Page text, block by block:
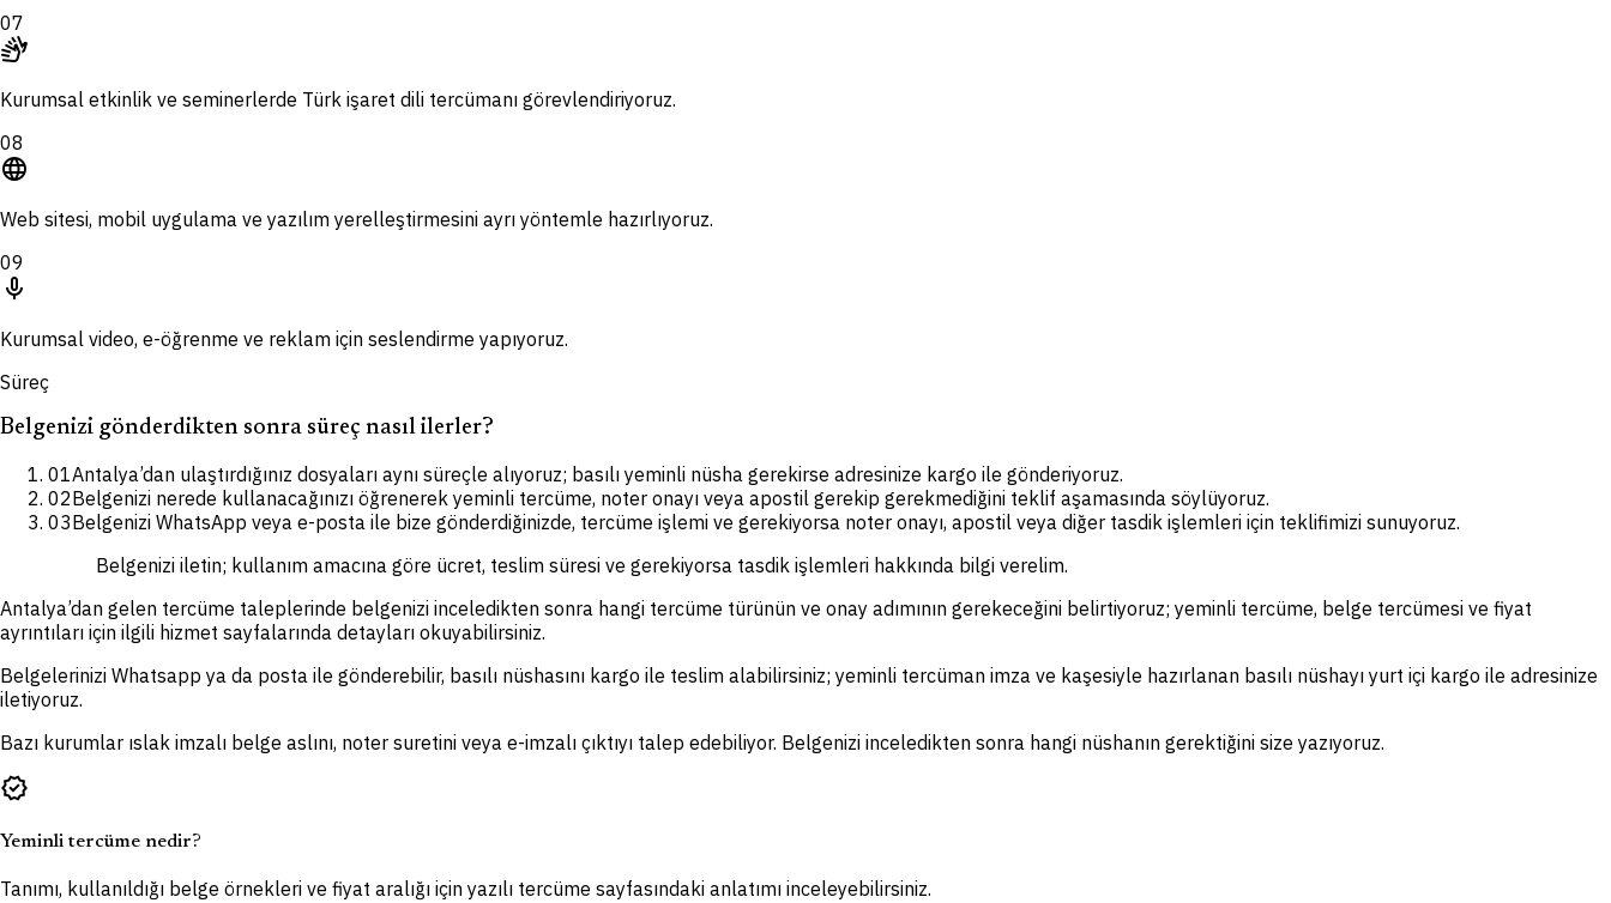
07
sign_language
Kurumsal etkinlik ve seminerlerde Türk işaret dili tercümanı görevlendiriyoruz.
08
language
Web sitesi, mobil uygulama ve yazılım yerelleştirmesini ayrı yöntemle hazırlıyoruz.
09
mic
Kurumsal video, e-öğrenme ve reklam için seslendirme yapıyoruz.
Süreç
Belgenizi gönderdikten sonra süreç nasıl ilerler?
01Antalya’dan ulaştırdığınız dosyaları aynı süreçle alıyoruz; basılı yeminli nüsha gerekirse adresinize kargo ile gönderiyoruz.
02Belgenizi nerede kullanacağınızı öğrenerek yeminli tercüme, noter onayı veya apostil gerekip gerekmediğini teklif aşamasında söylüyoruz.
03Belgenizi WhatsApp veya e-posta ile bize gönderdiğinizde, tercüme işlemi ve gerekiyorsa noter onayı, apostil veya diğer tasdik işlemleri için teklifimizi sunuyoruz.
Belgenizi iletin; kullanım amacına göre ücret, teslim süresi ve gerekiyorsa tasdik işlemleri hakkında bilgi verelim.
Antalya’dan gelen tercüme taleplerinde belgenizi inceledikten sonra hangi tercüme türünün ve onay adımının gerekeceğini belirtiyoruz; yeminli tercüme, belge tercümesi ve fiyat
ayrıntıları için ilgili hizmet sayfalarında detayları okuyabilirsiniz.
Belgelerinizi Whatsapp ya da posta ile gönderebilir, basılı nüshasını kargo ile teslim alabilirsiniz; yeminli tercüman imza ve kaşesiyle hazırlanan basılı nüshayı yurt içi kargo ile adresinize
iletiyoruz.
Bazı kurumlar ıslak imzalı belge aslını, noter suretini veya e-imzalı çıktıyı talep edebiliyor. Belgenizi inceledikten sonra hangi nüshanın gerektiğini size yazıyoruz.
verified
Yeminli tercüme nedir?
Tanımı, kullanıldığı belge örnekleri ve fiyat aralığı için yazılı tercüme sayfasındaki anlatımı inceleyebilirsiniz.